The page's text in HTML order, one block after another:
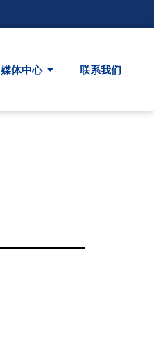
媒体中心 联系我们